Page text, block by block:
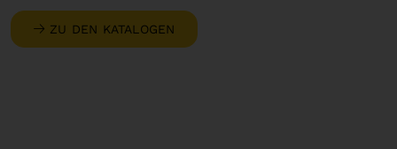
ZU DEN KATALOGEN